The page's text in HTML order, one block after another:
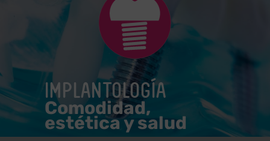
IMPLANTOLOGÍA
Comodidad,
estética y salud